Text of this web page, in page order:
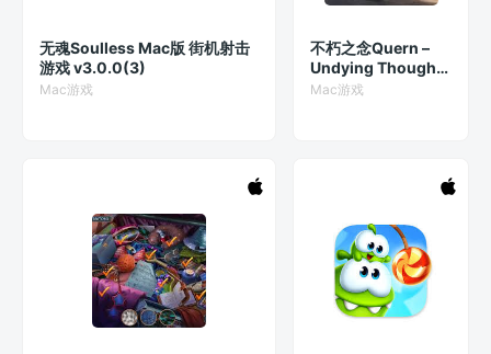
无魂Soulless Mac版 街机射击
游戏 v3.0.0(3)
Mac游戏
不朽之念Quern –
Undying Thoughts
Mac版 解谜冒险游
Mac游戏